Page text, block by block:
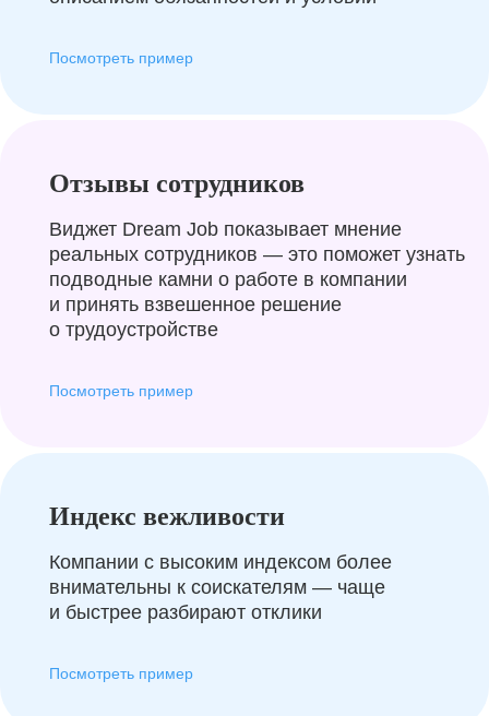
Посмотреть пример
Отзывы сотрудников
Виджет Dream Job показывает мнение
реальных сотрудников — это поможет узнать
подводные камни о работе в компании
и принять взвешенное решение
о трудоустройстве
Посмотреть пример
Индекс вежливости
Компании с высоким индексом более
внимательны к соискателям — чаще
и быстрее разбирают отклики
Посмотреть пример